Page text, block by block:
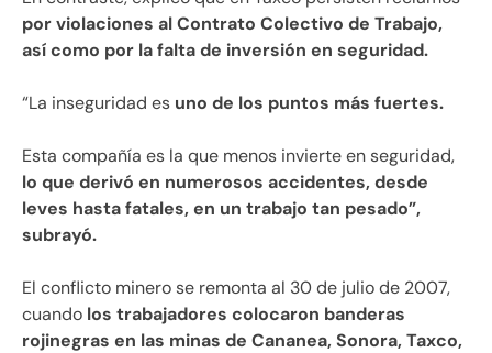
por violaciones al Contrato Colectivo de Trabajo,
así como por la falta de inversión en seguridad.
“La inseguridad es uno de los puntos más fuertes.
Esta compañía es la que menos invierte en seguridad,
lo que derivó en numerosos accidentes, desde
leves hasta fatales, en un trabajo tan pesado”,
subrayó.
El conflicto minero se remonta al 30 de julio de 2007,
cuando los trabajadores colocaron banderas
rojinegras en las minas de Cananea, Sonora, Taxco,